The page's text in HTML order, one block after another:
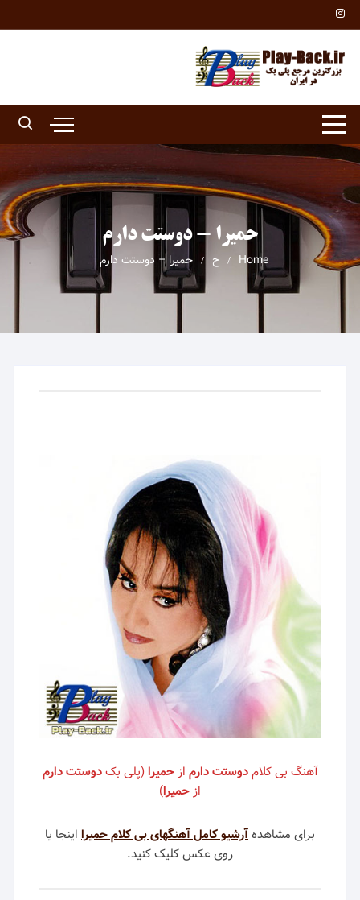
Skip
to
content
حمیرا - دوستت دارم
Home ح حمیرا – دوستت دارم
آهنگ بی کلامدوستت دارم ازحمیرا (پلی بکدوستت دارم
از حمیرا)
برای مشاهدهآرشیو کامل آهنگهای بی کلام حمیرا اینجا یا
روی عکس کلیک کنید.